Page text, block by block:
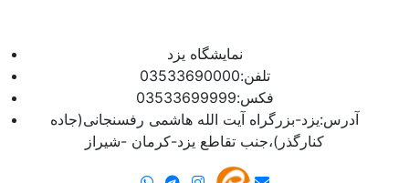
نمایشگاه یزد
تلفن:03533690000
فکس:03533699999
آدرس:یزد-بزرگراه آیت الله هاشمی رفسنجانی(جاده
کنارگذر)،جنب تقاطع یزد-کرمان -شیراز